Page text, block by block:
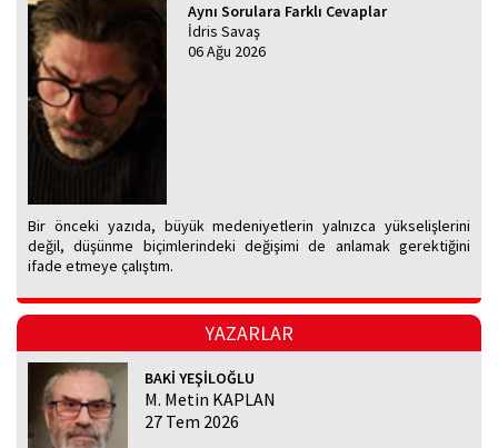
Aynı Sorulara Farklı Cevaplar
İdris Savaş
06 Ağu 2026
Bir önceki yazıda, büyük medeniyetlerin yalnızca yükselişlerini
değil, düşünme biçimlerindeki değişimi de anlamak gerektiğini
ifade etmeye çalıştım.
YAZARLAR
BAKİ YEŞİLOĞLU
M. Metin KAPLAN
27 Tem 2026